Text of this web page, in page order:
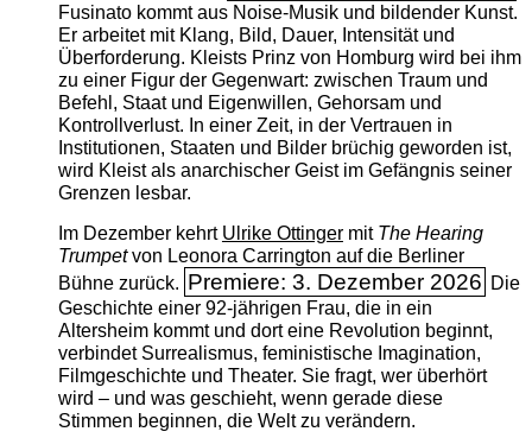
Fusinato kommt aus Noise-Musik und bildender Kunst.
Er arbeitet mit Klang, Bild, Dauer, Intensität und
Überforderung. Kleists Prinz von Homburg wird bei ihm
zu einer Figur der Gegenwart: zwischen Traum und
Befehl, Staat und Eigenwillen, Gehorsam und
Kontrollverlust. In einer Zeit, in der Vertrauen in
Institutionen, Staaten und Bilder brüchig geworden ist,
wird Kleist als anarchischer Geist im Gefängnis seiner
Grenzen lesbar.
Im Dezember kehrt Ulrike Ottingermit The ­Hearing
Trumpetvon Leonora Carrington auf die Berliner
Bühne zurück. Premiere: 3. Dezember 2026 Die
Geschichte einer 92-jährigen Frau, die in ein
Altersheim kommt und dort eine Revolution beginnt,
verbindet Surrealismus, feministische Imagination,
Filmgeschichte und Theater. Sie fragt, wer überhört
wird – und was geschieht, wenn gerade diese
Stimmen beginnen, die Welt zu verändern.